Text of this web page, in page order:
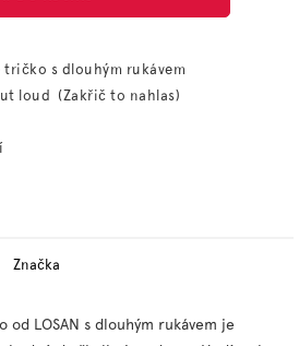
tričko s dlouhým rukávem
loud (Zakřič to nahlas)
Značka
LOSAN s dlouhým rukávem je